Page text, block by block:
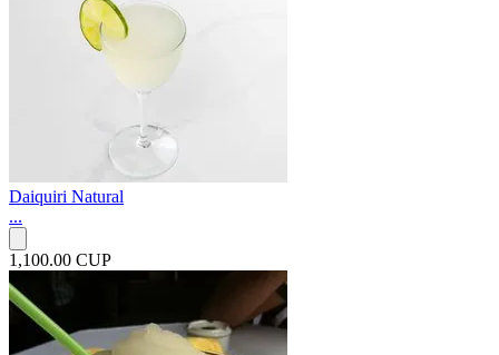
Daiquiri Natural
...
1,100.00 CUP